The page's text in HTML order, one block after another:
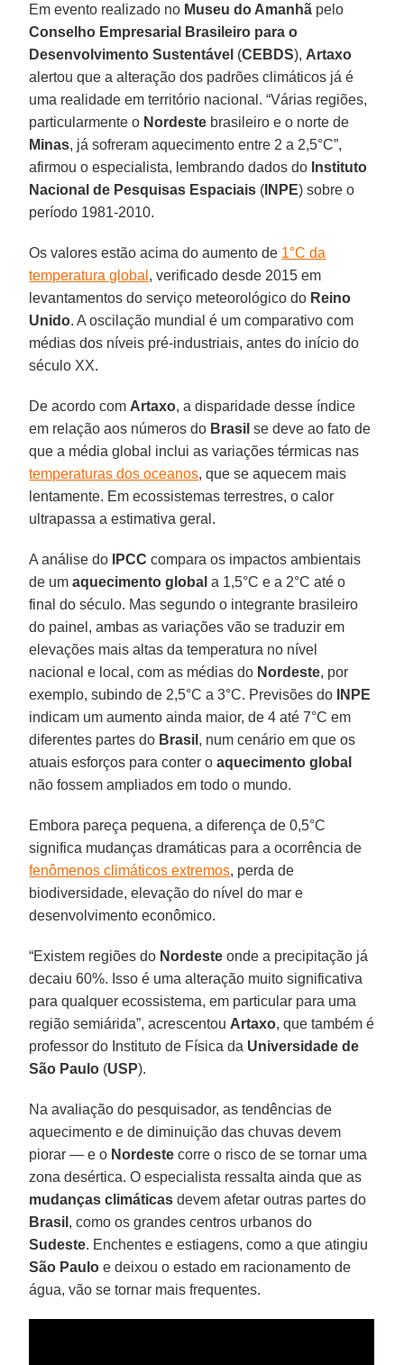
Em evento realizado no Museu do Amanhã pelo
Conselho Empresarial Brasileiro para o
Desenvolvimento Sustentável (CEBDS), Artaxo
alertou que a alteração dos padrões climáticos já é
uma realidade em território nacional. “Várias regiões,
particularmente o Nordeste brasileiro e o norte de
Minas, já sofreram aquecimento entre 2 a 2,5°C”,
afirmou o especialista, lembrando dados do Instituto
Nacional de Pesquisas Espaciais ( INPE) sobre o
período 1981-2010.
Os valores estão acima do aumento de 1°C da
temperatura global , verificado desde 2015 em
levantamentos do serviço meteorológico do Reino
Unido. A oscilação mundial é um comparativo com
médias dos níveis pré-industriais, antes do início do
século XX.
De acordo com Artaxo, a disparidade desse índice
em relação aos números do Brasil se deve ao fato de
que a média global inclui as variações térmicas nas
temperaturas dos oceanos, que se aquecem mais
lentamente. Em ecossistemas terrestres, o calor
ultrapassa a estimativa geral.
A análise do IPCC compara os impactos ambientais
de umaquecimento global a 1,5°C e a 2°C até o
final do século. Mas segundo o integrante brasileiro
do painel, ambas as variações vão se traduzir em
elevações mais altas da temperatura no nível
nacional e local, com as médias do Nordeste, por
exemplo, subindo de 2,5°C a 3°C. Previsões do
INPE
indicam um aumento ainda maior, de 4 até 7°C em
diferentes partes do Brasil , num cenário em que os
atuais esforços para conter oaquecimento global
não fossem ampliados em todo o mundo.
Embora pareça pequena, a diferença de 0,5°C
significa mudanças dramáticas para a ocorrência de
fenômenos climáticos extremos, perda de
biodiversidade, elevação do nível do mar e
desenvolvimento econômico.
“Existem regiões do Nordeste onde a precipitação já
decaiu 60%. Isso é uma alteração muito significativa
para qualquer ecossistema, em particular para uma
região semiárida”, acrescentou Artaxo, que também é
professor do Instituto de Física da Universidade de
São Paulo (USP).
Na avaliação do pesquisador, as tendências de
aquecimento e de diminuição das chuvas devem
piorar — e o Nordeste corre o risco de se tornar uma
zona desértica. O especialista ressalta ainda que as
mudanças climáticas devem afetar outras partes do
Brasil , como os grandes centros urbanos do
Sudeste. Enchentes e estiagens, como a que atingiu
São Paulo e deixou o estado em racionamento de
água, vão se tornar mais frequentes.